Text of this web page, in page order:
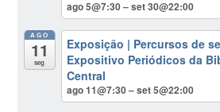
ago 5@7:30 – set 30@22:00
AGO
11
seg
Exposição | Percursos de
Expositivo Periódicos da
Central
ago 11@7:30 – set 5@22:00